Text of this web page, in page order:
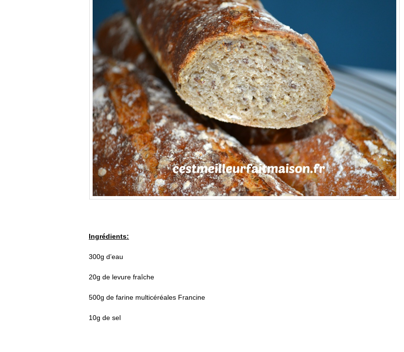
Ingrédients:
300g d’eau
20g de levure fraîche
500g de farine multicéréales Francine
10g de sel